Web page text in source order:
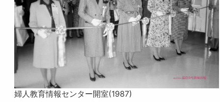
婦人教育情報センター開室(1987)